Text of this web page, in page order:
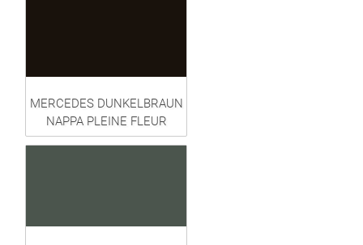
MERCEDES DUNKELBRAUN
NAPPA PLEINE FLEUR